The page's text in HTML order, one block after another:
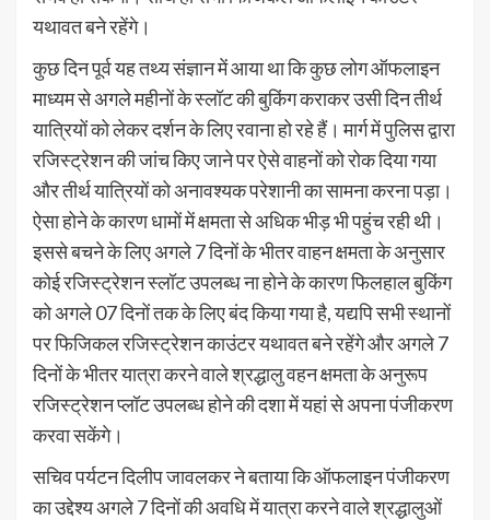
यथावत बने रहेंगे।
कुछ दिन पूर्व यह तथ्य संज्ञान में आया था कि कुछ लोग ऑफलाइन
माध्यम से अगले महीनों के स्लॉट की बुकिंग कराकर उसी दिन तीर्थ
यात्रियों को लेकर दर्शन के लिए रवाना हो रहे हैं। मार्ग में पुलिस द्वारा
रजिस्ट्रेशन की जांच किए जाने पर ऐसे वाहनों को रोक दिया गया
और तीर्थ यात्रियों को अनावश्यक परेशानी का सामना करना पड़ा।
ऐसा होने के कारण धामों में क्षमता से अधिक भीड़ भी पहुंच रही थी।
इससे बचने के लिए अगले 7 दिनों के भीतर वाहन क्षमता के अनुसार
कोई रजिस्ट्रेशन स्लॉट उपलब्ध ना होने के कारण फिलहाल बुकिंग
को अगले 07 दिनों तक के लिए बंद किया गया है, यद्यपि सभी स्थानों
पर फिजिकल रजिस्ट्रेशन काउंटर यथावत बने रहेंगे और अगले 7
दिनों के भीतर यात्रा करने वाले श्रद्धालु वहन क्षमता के अनुरूप
रजिस्ट्रेशन प्लॉट उपलब्ध होने की दशा में यहां से अपना पंजीकरण
करवा सकेंगे।
सचिव पर्यटन दिलीप जावलकर ने बताया कि ऑफलाइन पंजीकरण
का उद्देश्य अगले 7 दिनों की अवधि में यात्रा करने वाले श्रद्धालुओं